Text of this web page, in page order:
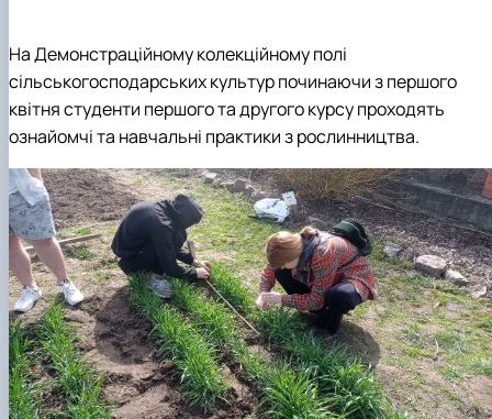
На Демонстраційному колекційному полі
сільськогосподарських культур починаючи з першого
квітня студенти першого та другого курсу проходять
ознайомчі та навчальні практики з рослинництва.